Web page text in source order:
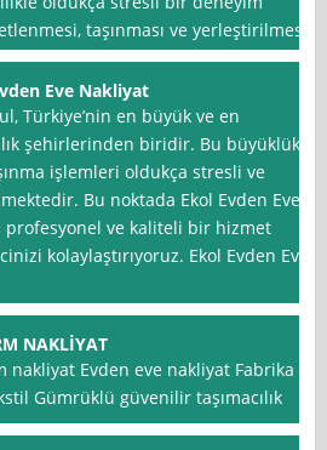
taşınması ve yerleştirilmesi
Eve Nakliyat
Türkiye’nin en büyük ve en
şehirlerinden biridir. Bu büyüklük
işlemleri oldukça stresli ve
Bu noktada Ekol Evden Eve
profesyonel ve kaliteli bir hizmet
kolaylaştırıyoruz. Ekol Evden Eve
NAKLİYAT
nakliyat Evden eve nakliyat Fabrika
Gümrüklü güvenilir taşımacılık